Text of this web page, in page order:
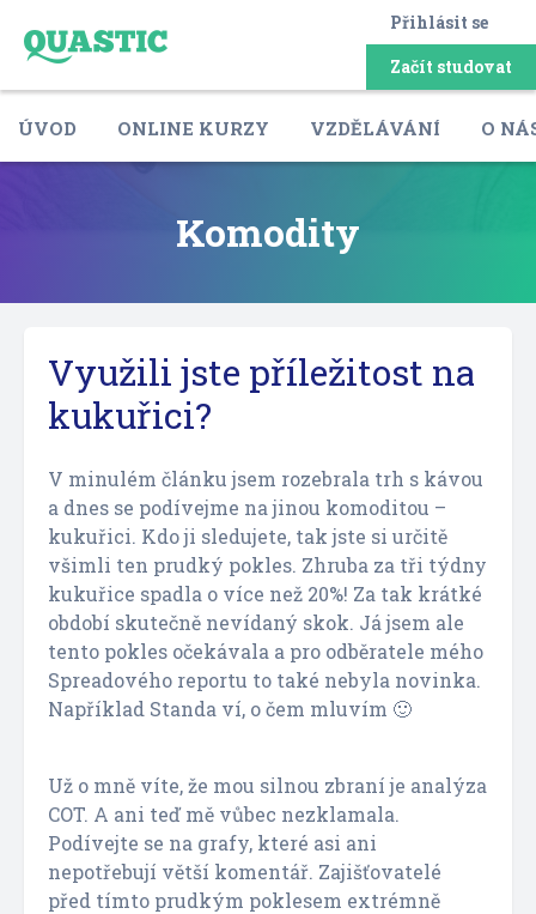
Přihlásit se
Začít studovat
ÚVOD ONLINE KURZY VZDĚLÁVÁNÍ O
Komodity
Využili jste příležitost na
kukuřici?
V minulém článku jsem rozebrala trh s kávou
a dnes se podívejme na jinou komoditou –
kukuřici. Kdo ji sledujete, tak jste si určitě
všimli ten prudký pokles. Zhruba za tři týdny
kukuřice spadla o více než 20%! Za tak krátké
období skutečně nevídaný skok. Já jsem ale
tento pokles očekávala a pro odběratele mého
Spreadového reportu to také nebyla novinka.
Například Standa ví, o čem mluvím 🙂
Už o mně víte, že mou silnou zbraní je analýza
COT. A ani teď mě vůbec nezklamala.
Podívejte se na grafy, které asi ani
nepotřebují větší komentář. Zajišťovatelé
před tímto prudkým poklesem extrémně